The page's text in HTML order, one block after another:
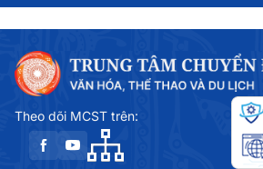
Theo dõi MCST trên: